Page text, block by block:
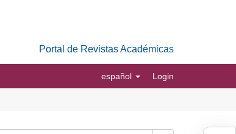
Portal de Revistas Académicas
español Login